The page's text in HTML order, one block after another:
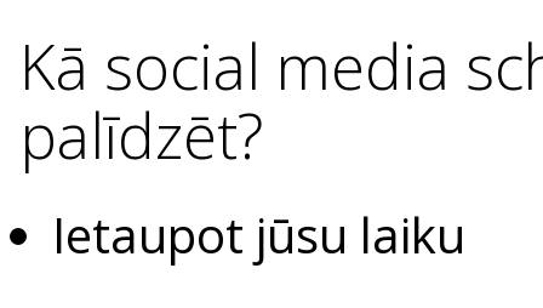
Kā social media
palīdzēt?
Ietaupot jūsu laiku